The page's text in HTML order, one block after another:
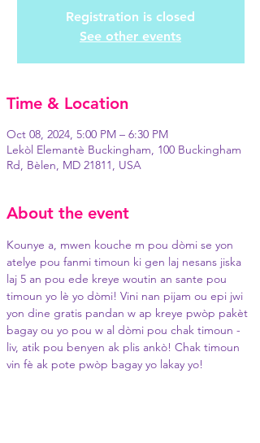
Registration is closed
See other events
Time & Location
Oct 08, 2024, 5:00 PM – 6:30 PM
Lekòl Elemantè Buckingham, 100 Buckingham
Rd, Bèlen, MD 21811, USA
About the event
Kounye a, mwen kouche m pou dòmi se yon
atelye pou fanmi timoun ki gen laj nesans jiska
laj 5 an pou ede kreye woutin an sante pou
timoun yo lè yo dòmi! Vini nan pijam ou epi jwi
yon dine gratis pandan w ap kreye pwòp pakèt
bagay ou yo pou w al dòmi pou chak timoun -
liv, atik pou benyen ak plis ankò! Chak timoun
vin fè ak pote pwòp bagay yo lakay yo!